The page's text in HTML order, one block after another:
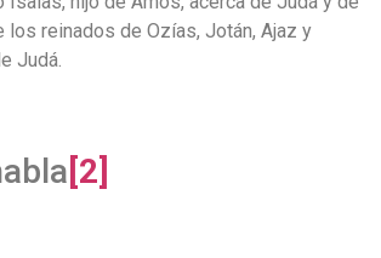
los reinados de Ozías, Jotán, Ajaz y
Judá.
[2]